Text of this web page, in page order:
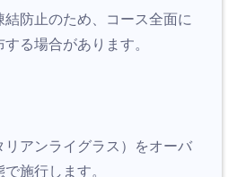
結防止のため、コース全面に
る場合があります。
リアンライグラス）をオーバ
施行します。